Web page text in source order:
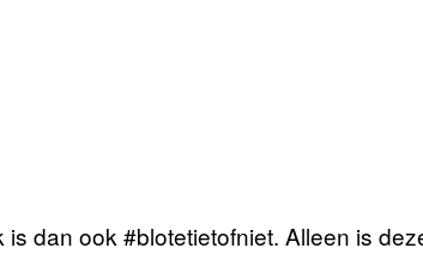
dan ook #blotetietofniet. Alleen is